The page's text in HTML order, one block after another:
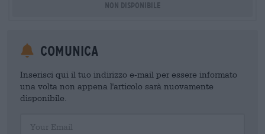
Non disponibile
Comunica
Inserisci qui il tuo indirizzo e-mail per essere informato
una volta non appena l'articolo sarà nuovamente
disponibile.